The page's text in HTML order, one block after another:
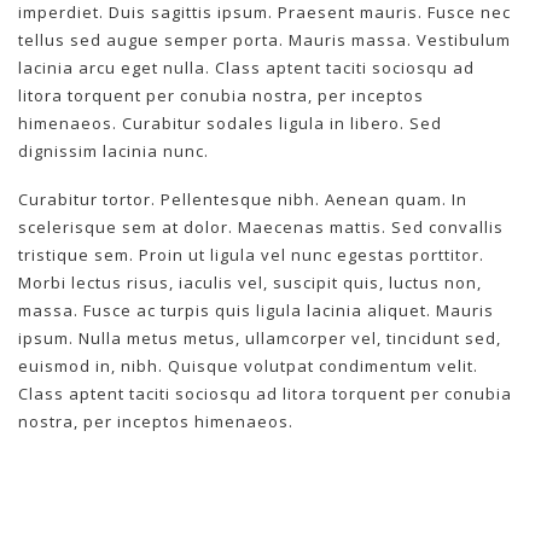
imperdiet. Duis sagittis ipsum. Praesent mauris. Fusce nec
tellus sed augue semper porta. Mauris massa. Vestibulum
lacinia arcu eget nulla. Class aptent taciti sociosqu ad
litora torquent per conubia nostra, per inceptos
himenaeos. Curabitur sodales ligula in libero. Sed
dignissim lacinia nunc.
Curabitur tortor. Pellentesque nibh. Aenean quam. In
scelerisque sem at dolor. Maecenas mattis. Sed convallis
tristique sem. Proin ut ligula vel nunc egestas porttitor.
Morbi lectus risus, iaculis vel, suscipit quis, luctus non,
massa. Fusce ac turpis quis ligula lacinia aliquet. Mauris
ipsum. Nulla metus metus, ullamcorper vel, tincidunt sed,
euismod in, nibh. Quisque volutpat condimentum velit.
Class aptent taciti sociosqu ad litora torquent per conubia
nostra, per inceptos himenaeos.